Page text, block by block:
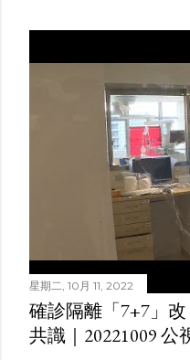
星期二, 10月 11, 2022
確診隔離「7+7」
共識｜20221009 公